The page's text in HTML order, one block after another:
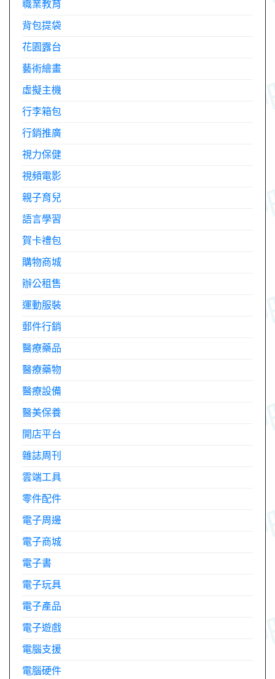
職業教育
背包提袋
花園露台
藝術繪畫
虛擬主機
行李箱包
行銷推廣
視力保健
視頻電影
親子育兒
語言學習
賀卡禮包
購物商城
辦公租售
運動服裝
郵件行銷
醫療藥品
醫療藥物
醫療設備
醫美保養
開店平台
雜誌周刊
雲端工具
零件配件
電子周邊
電子商城
電子書
電子玩具
電子產品
電子遊戲
電腦支援
電腦硬件